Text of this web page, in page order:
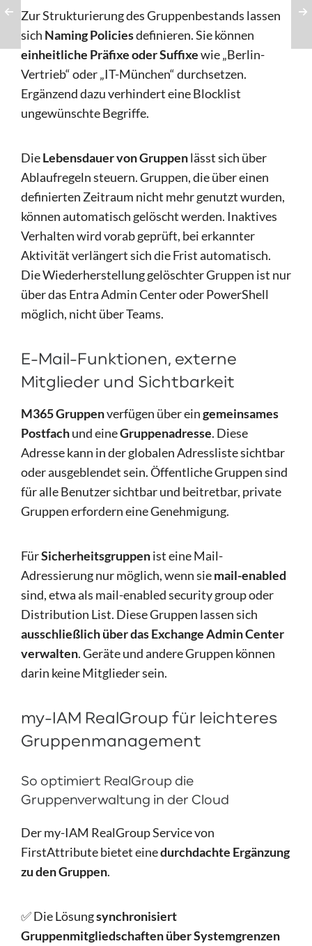
Zur Strukturierung des Gruppenbestands lassen
sich Naming Policiesdefinieren. Sie können
einheitliche Präfixe oder Suffixewie „Berlin-
Vertrieb“ oder „IT-München“ durchsetzen.
Ergänzend dazu verhindert eine Blocklist
ungewünschte Begriffe.
DieLebensdauer von Gruppenlässt sich über
Ablaufregeln steuern. Gruppen, die über einen
definierten Zeitraum nicht mehr genutzt wurden,
können automatisch gelöscht werden. Inaktives
Verhalten wird vorab geprüft, bei erkannter
Aktivität verlängert sich die Frist automatisch.
Die Wiederherstellung gelöschter Gruppen ist nur
über das Entra Admin Center oder PowerShell
möglich, nicht über Teams.
E-Mail-Funktionen, externe
Mitglieder und Sichtbarkeit
M365 Gruppenverfügen über eingemeinsames
Postfachund eineGruppenadresse. Diese
Adresse kann in der globalen Adressliste sichtbar
oder ausgeblendet sein. Öffentliche Gruppen sind
für alle Benutzer sichtbar und beitretbar, private
Gruppen erfordern eine Genehmigung.
FürSicherheitsgruppenist eine Mail-
Adressierung nur möglich, wenn siemail-enabled
sind, etwa als mail-enabled security group oder
Distribution List. Diese Gruppen lassen sich
ausschließlich über das Exchange Admin Center
verwalten. Geräte und andere Gruppen können
darin keine Mitglieder sein.
my-IAM RealGroup für leichteres
Gruppenmanagement
So optimiert RealGroup die
Gruppenverwaltung in der Cloud
Der my-IAM RealGroup Service von
FirstAttribute bietet einedurchdachte Ergänzung
zu den Gruppen.
✅ Die Lösungsynchronisiert
Gruppenmitgliedschaften über Systemgrenzen